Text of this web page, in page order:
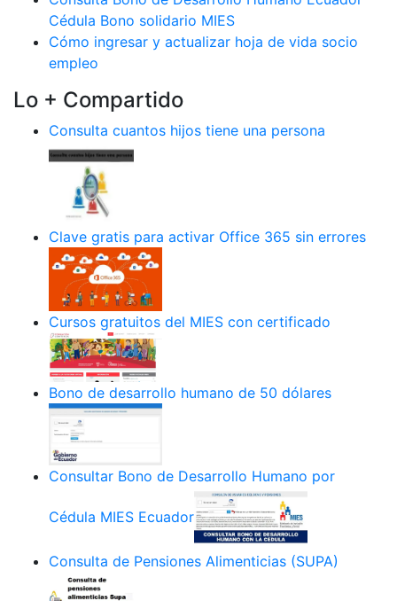
Cédula Bono solidario MIES
Cómo ingresar y actualizar hoja de vida socio
empleo
Lo + Compartido
Consulta cuantos hijos tiene una persona
Clave gratis para activar Office 365 sin errores
Cursos gratuitos del MIES con certificado
Bono de desarrollo humano de 50 dólares
Consultar Bono de Desarrollo Humano por
Cédula MIES Ecuador
Consulta de Pensiones Alimenticias (SUPA)